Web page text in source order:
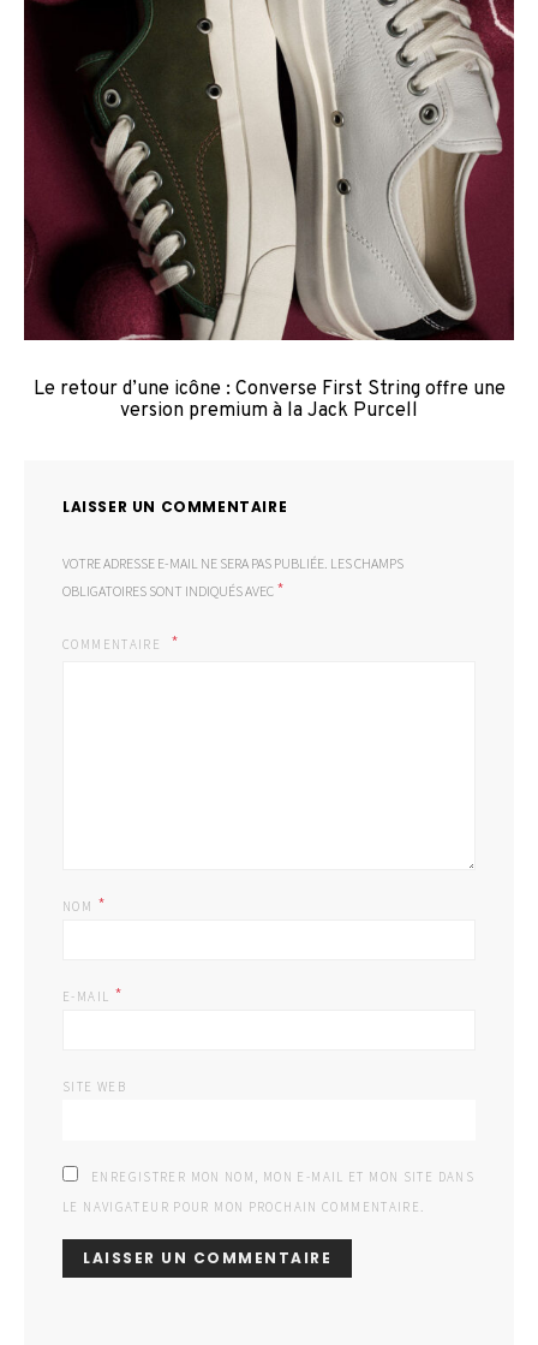
Le retour d’une icône : Converse First String offre une
version premium à la Jack Purcell
LAISSER UN COMMENTAIRE
VOTRE ADRESSE E-MAIL NE SERA PAS PUBLIÉE. LES CHAMPS
OBLIGATOIRES SONT INDIQUÉS AVEC *
COMMENTAIRE
NOM *
E-MAIL *
SITE WEB
ENREGISTRER MON NOM, MON E-MAIL ET MON SITE DANS
LE NAVIGATEUR POUR MON PROCHAIN COMMENTAIRE.